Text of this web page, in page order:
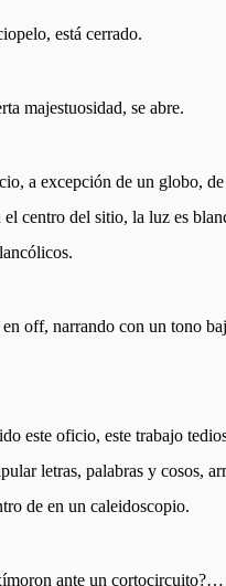
está cerrado.
majestuosidad, se abre.
a excepción de un globo,
centro del sitio, la luz es
en off, narrando con un tono
este oficio, este trabajo
letras, palabras y cosos,
de en un caleidoscopio.
ante un cortocircuito?…